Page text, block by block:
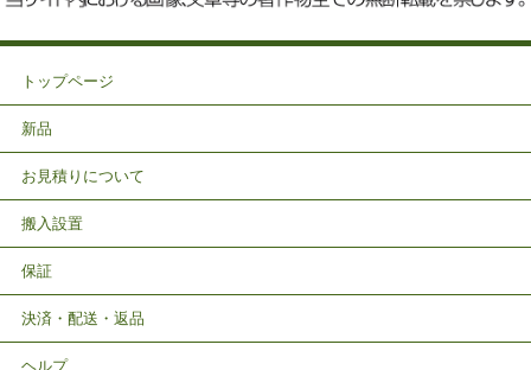
トップページ
新品
お見積りについて
搬入設置
保証
決済・配送・返品
ヘルプ